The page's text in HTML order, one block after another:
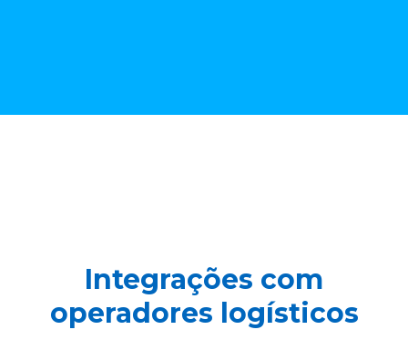
Integrações com
operadores logísticos